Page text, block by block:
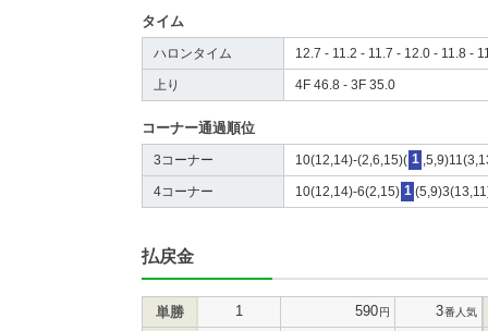
タイム
ハロンタイム 12.7 - 11.2 - 11.7 - 12.0 - 11.8 -
上り 4F 46.8 - 3F 35.0
コーナー通過順位
3コーナー 10(12,14)-(2,6,15)( 1
4コーナー 10(12,14)-6(2,15) 1
払戻金
単勝 1 590円 3番人気